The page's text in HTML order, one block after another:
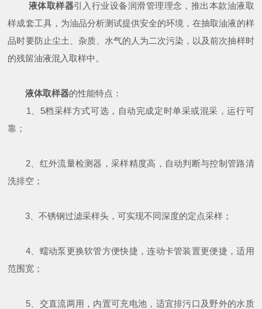
液体取样器引入行业设备润滑管理理念，推出本款油液取
样成套工具，为油品分析测试提供安全的环境，在抽取油液的样
品时要防止尘土、杂质、水气的人为二次污染，以及前次抽样时
的残留油液混入取样中。
液体取样器的性能特点：
1、5档采样方式可选，自动完成定时单采或混采，运行可
靠；
2、红外流量检测器，采样精度高，自动判断与控制管路清
洗排空；
3、不锈钢过滤采样头，可实现不同深度的定点采样；
4、蠕动泵更换软管方便快捷，连动卡管装置更便捷，适用
范围宽；
5、交直流两用，内置可充电池，适宜排污口及野外的水质